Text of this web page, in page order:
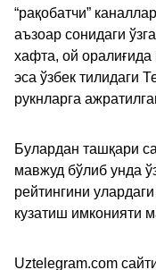
“рақобатчи”
аъзоар сонидаги
хафта, ой
эса ўзбек тилидаги
рукнларга
Булардан ташқари
мавжуд бўлиб унда
рейтингини
кузатиш имконияти
Uztelegram.com